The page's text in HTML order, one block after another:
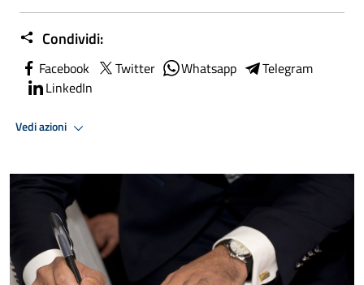
Condividi:
Facebook Twitter Whatsapp
Telegram
LinkedIn
Vedi azioni